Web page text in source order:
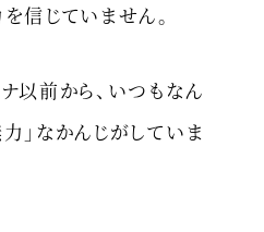
信じていません。
以前から、いつもなん
」なかんじがしていま